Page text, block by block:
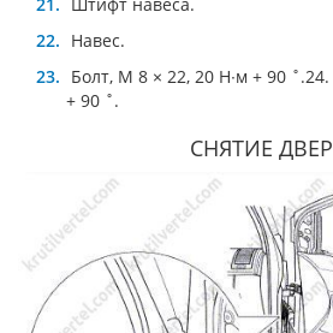
Навес.
Болт, М 8 × 22, 20 Н∙м + 90
+ 90 ˚.
СНЯТИЕ